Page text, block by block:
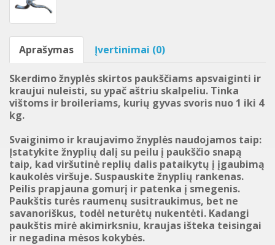
Aprašymas Įvertinimai (0)
Skerdimo žnyplės skirtos paukščiams apsvaiginti ir
kraujui nuleisti, su ypač aštriu skalpeliu. Tinka
vištoms ir broileriams, kurių gyvas svoris nuo 1 iki 4
kg.
Svaiginimo ir kraujavimožnyplės naudojamos taip:
Įstatykite žnyplių dalį su peilu į paukščio snapą
taip, kad viršutinė replių dalis pataikytų į įgaubimą
kaukolėsviršuje. Suspauskite žnyplių rankenas.
Peilis prapjauna gomurį ir patenka į smegenis.
Paukštis turės raumenų susitraukimus, bet ne
savanoriškus, todėl neturėtų nukentėti. Kadangi
paukštis mirė akimirksniu, kraujas išteka teisingai
ir negadina mėsos kokybės.